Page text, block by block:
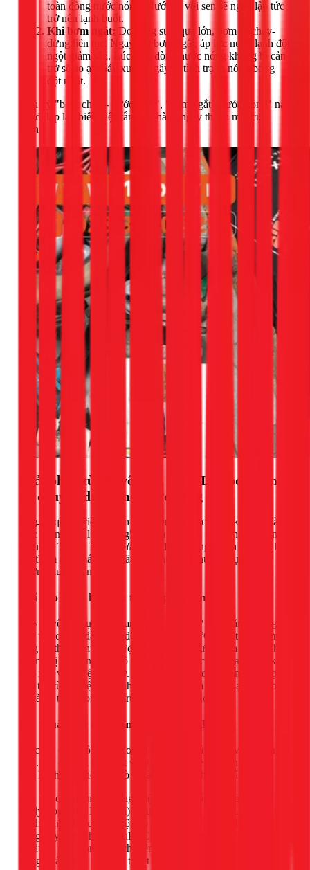
toàn dòng nước nóng. Nước ra vòi sen sẽ ngay lập tức
trở nên lạnh buốt.
Khi bơm ngắt: Do công suất quá lớn, bơm sẽ chạy-
dừng liên tục. Ngay khi bơm ngắt, áp lực nước lạnh đột
ngột giảm sâu. Lúc này, dòng nước nóng không bị cản
trở sẽ ào ạt chảy xuống, gây ra tình trạng nóng bỏng
đột ngột.
Chu kỳ "bơm chạy - nước lạnh", "bơm ngắt - nước nóng" này
lặp đi lặp lại, biến việc tắm rửa hàng ngày thành một cực
hình.
Giải pháp từ chuyên gia 1Fix: Lắp bơm tăng
áp chuyên dụng cho nước nóng
Để giải quyết triệt để vấn đề, không có cách nào khác ngoài
việc "cân bằng lực lượng" cho cả hai phe. Giải pháp mà anh
Nguyễn Thành Trọng đưa ra và đã thi công thành công là lắp
đặt thêm một máy bơm tăng áp thứ hai, chuyên dụng cho
đường nước nóng.
Tại sao phải là bơm tăng áp chịu nhiệt?
Đây là yếu tố cực kỳ quan trọng. Nước từ máy năng lượng
mặt trời có thể đạt nhiệt độ rất cao (70-80°C). Một máy bơm
tăng áp thông thường được thiết kế cho nước lạnh sẽ nhanh
chóng bị hư hỏng các bộ phận như phớt, cánh quạt, rơ-le khi
tiếp xúc với nhiệt độ này. Bơm tăng áp cho nước nóng được
chế tạo từ vật liệu chịu nhiệt đặc biệt, đảm bảo hoạt động bền
bỉ và an toàn trong môi trường nhiệt độ cao.
Kỹ thuật lắp đặt đúng chuẩn tại 1Fix
Việc lắp đặt không chỉ đơn giản là gắn máy bơm vào đường
ống. Nó đòi hỏi kỹ thuật và sự am hiểu về vật liệu để đảm
bảo hệ thống không bị rò rỉ và hoạt động hiệu quả.
Đối với đường nước nóng, việc sử dụng ống nhựa PPR
(Polypropylene Random) chịu nhiệt là bắt buộc. Loại ống này
có thể chịu được nhiệt độ cao và áp suất lớn mà không bị biến
dạng hay rò rỉ như ống uPVC thông thường. Thợ của 1Fix sẽ
sử dụng máy hàn nhiệt chuyên dụng để tạo ra các mối nối
đồng nhất, chắc chắn và tuyệt đối kín nước.